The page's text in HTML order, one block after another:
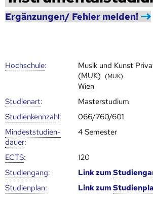
Ergänzungen/ Fehler melden!
Hoch­schule:
Musik und Kunst
(MUK)
(MUK)
Wien
Studienart:
Masterstudium
Studien­kenn­zahl:
066/760/601
Mindest­studien­
dauer:
4 Semester
ECTS:
120
Studien­gang: Link zum
Studien­plan: Link zum